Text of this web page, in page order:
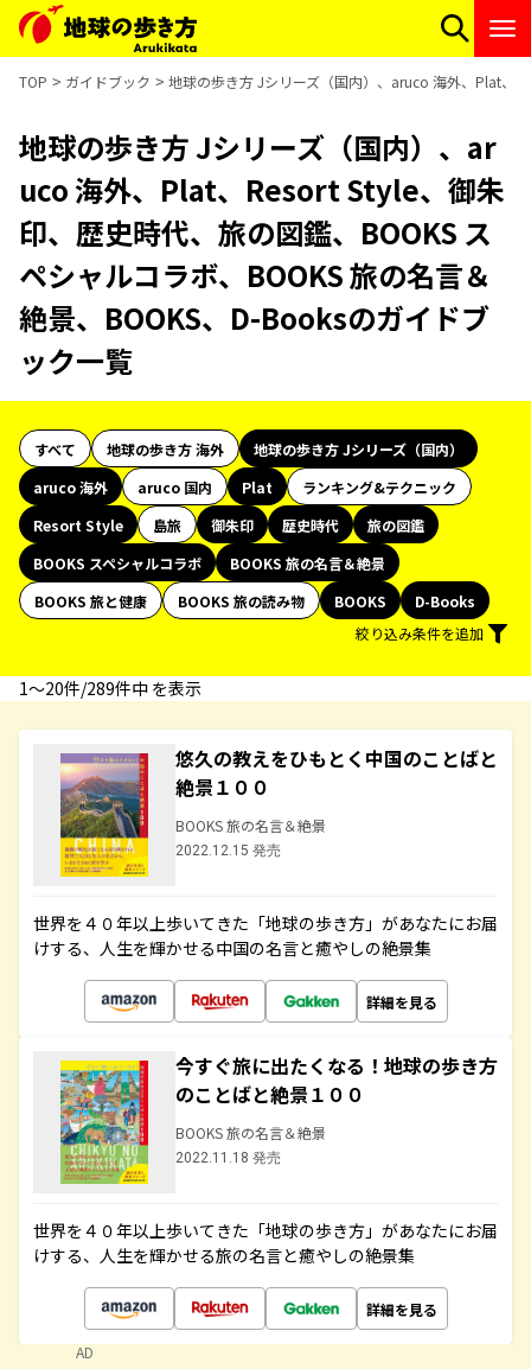
TOP ガイドブック 地球の歩き方 Jシリーズ（国内）、aruco 海外、Plat、
地球の歩き方 Jシリーズ（国内）、ar
uco 海外、Plat、Resort Style、御朱
印、歴史時代、旅の図鑑、BOOKS ス
ペシャルコラボ、BOOKS 旅の名言＆
絶景、BOOKS、D-Booksのガイドブ
ック一覧
すべて 地球の歩き方 海外
地球の歩き方 Jシリーズ（国内）
aruco 海外
aruco 国内 Plat
ランキング&テクニック
Resort Style
島旅 御朱印 歴史時代
旅の図鑑
BOOKS スペシャルコラボ
BOOKS 旅の名言＆絶景
BOOKS 旅と健康
BOOKS 旅の読み物 BOOKS
D-Books
絞り込み条件を追加
1〜20件/289件中 を表示
悠久の教えをひもとく中国のことばと
絶景１００
BOOKS 旅の名言＆絶景
2022.12.15 発売
世界を４０年以上歩いてきた「地球の歩き方」があなたにお届
けする、人生を輝かせる中国の名言と癒やしの絶景集
詳細を見る
今すぐ旅に出たくなる！地球の歩き方
のことばと絶景１００
BOOKS 旅の名言＆絶景
2022.11.18 発売
世界を４０年以上歩いてきた「地球の歩き方」があなたにお届
けする、人生を輝かせる旅の名言と癒やしの絶景集
詳細を見る
AD